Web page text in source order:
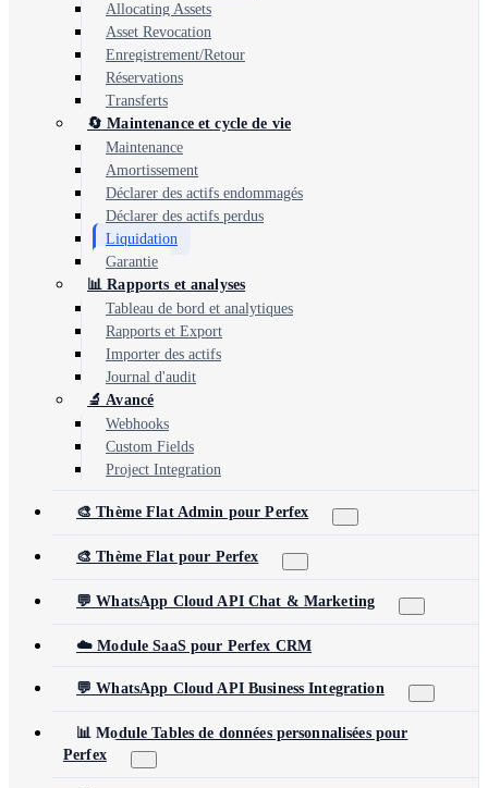
Allocating Assets
Asset Revocation
Enregistrement/Retour
Réservations
Transferts
🔄 Maintenance et cycle de vie
Maintenance
Amortissement
Déclarer des actifs endommagés
Déclarer des actifs perdus
Liquidation
Garantie
📊 Rapports et analyses
Tableau de bord et analytiques
Rapports et Export
Importer des actifs
Journal d'audit
🔬 Avancé
Webhooks
Custom Fields
Project Integration
🎨 Thème Flat Admin pour Perfex
🎨 Thème Flat pour Perfex
💬 WhatsApp Cloud API Chat & Marketing
☁️ Module SaaS pour Perfex CRM
💬 WhatsApp Cloud API Business Integration
📊 Module Tables de données personnalisées pour
Perfex